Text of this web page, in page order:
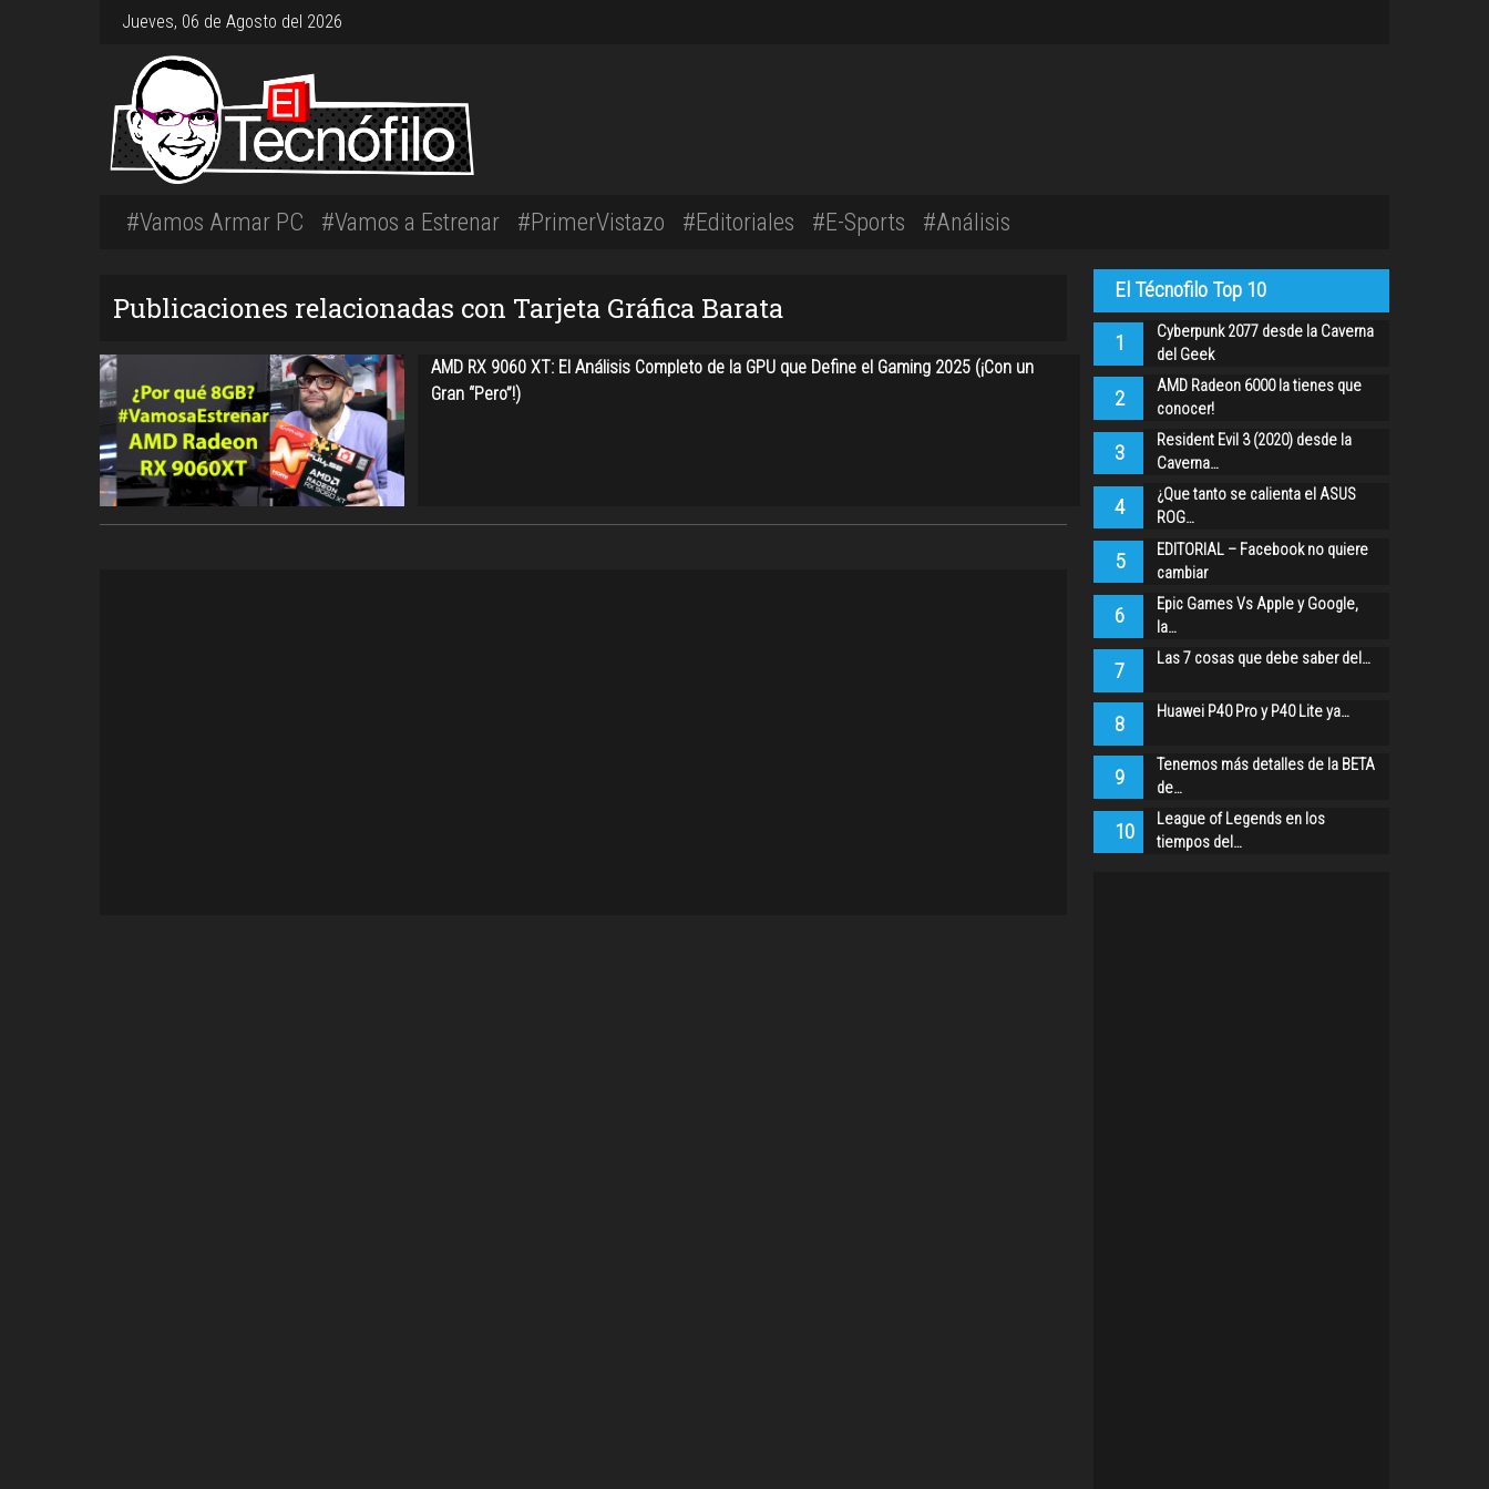
Jueves, 06 de Agosto del 2026
#Vamos Armar PC #Vamos a Estrenar #PrimerVistazo #Editoriales #E-Sports #Análisis
Publicaciones relacionadas con Tarjeta Gráfica Barata
AMD RX 9060 XT: El Análisis Completo de la GPU que Define el Gaming 2025 (¡Con un
Gran “Pero”!)
El Técnofilo Top 10
1
Cyberpunk 2077 desde la Caverna
del Geek
2
AMD Radeon 6000 la tienes que
conocer!
3
Resident Evil 3 (2020) desde la
Caverna…
4
¿Que tanto se calienta el ASUS
ROG…
5
EDITORIAL – Facebook no quiere
cambiar
6
Epic Games Vs Apple y Google,
la…
7 Las 7 cosas que debe saber del…
8 Huawei P40 Pro y P40 Lite ya…
9
Tenemos más detalles de la BETA
de…
10
League of Legends en los
tiempos del…